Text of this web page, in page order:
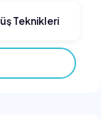
Teknikleri